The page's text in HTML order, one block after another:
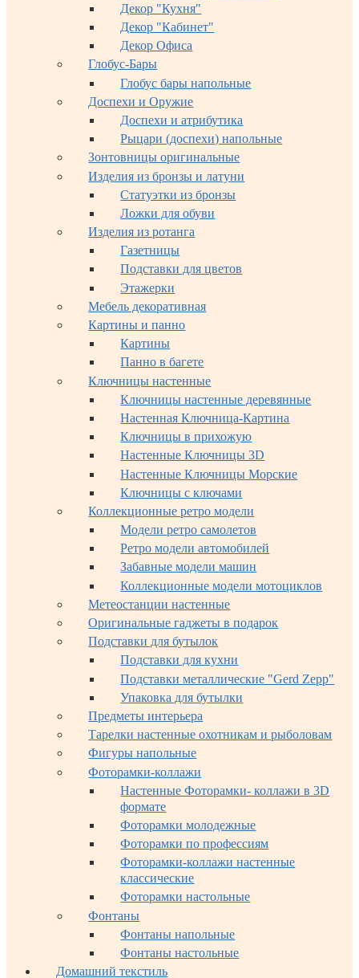
Декор "Кухня"
Декор "Кабинет"
Декор Офиса
Глобус-Бары
Глобус бары напольные
Доспехи и Оружие
Доспехи и атрибутика
Рыцари (доспехи) напольные
Зонтовницы оригинальные
Изделия из бронзы и латуни
Статуэтки из бронзы
Ложки для обуви
Изделия из ротанга
Газетницы
Подставки для цветов
Этажерки
Мебель декоративная
Картины и панно
Картины
Панно в багете
Ключницы настенные
Ключницы настенные деревянные
Настенная Ключница-Картина
Ключницы в прихожую
Настенные Ключницы 3D
Настенные Ключницы Морские
Ключницы с ключами
Коллекционные ретро модели
Модели ретро самолетов
Ретро модели автомобилей
Забавные модели машин
Коллекционные модели мотоциклов
Метеостанции настенные
Оригинальные гаджеты в подарок
Подставки для бутылок
Подставки для кухни
Подставки металлические "Gerd Zepp"
Упаковка для бутылки
Предметы интерьера
Тарелки настенные охотникам и рыболовам
Фигуры напольные
Фоторамки-коллажи
Настенные Фоторамки- коллажи в 3D
формате
Фоторамки молодежные
Фоторамки по профессиям
Фоторамки-коллажи настенные
классические
Фоторамки настольные
Фонтаны
Фонтаны напольные
Фонтаны настольные
Домашний текстиль